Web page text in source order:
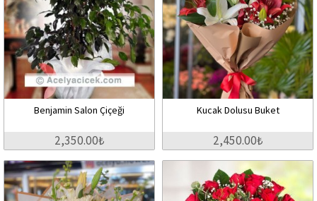
Benjamin Salon Çiçeği
2,350.00₺
Kucak Dolusu Buket
2,450.00₺